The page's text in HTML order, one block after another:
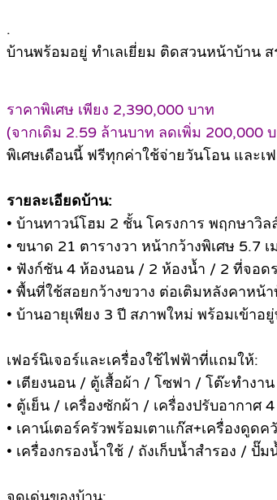
.
บ้านพร้อมอยู่ ทำเลเยี่ยม ติดสวนหน้าบ้าน
ราคาพิเศษ เพียง 2,390,000 บาท
(จากเดิม 2.59 ล้านบาท ลดเพิ่ม 200,000
พิเศษเดือนนี้ ฟรีทุกค่าใช้จ่ายวันโอน และเ
รายละเอียดบ้าน:
• บ้านทาวน์โฮม 2 ชั้น โครงการ พฤกษาวิ
• ขนาด 21 ตารางวา หน้ากว้างพิเศษ 5.7 เ
• ฟังก์ชัน 4 ห้องนอน / 2 ห้องน้ำ / 2 ที่จอด
• พื้นที่ใช้สอยกว้างขวาง ต่อเติมหลังคาหน้
• บ้านอายุเพียง 3 ปี สภาพใหม่ พร้อมเข้าอ
เฟอร์นิเจอร์และเครื่องใช้ไฟฟ้าที่แถมให้:
• เตียงนอน / ตู้เสื้อผ้า / โซฟา / โต๊ะทำงาน
• ตู้เย็น / เครื่องซักผ้า / เครื่องปรับอากาศ
• เคาน์เตอร์ครัวพร้อมเตาแก๊ส+เครื่องดูดค
• เครื่องกรองน้ำใช้ / ถังเก็บน้ำสำรอง / ปั๊ม